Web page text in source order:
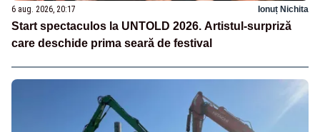
6 aug. 2026, 20:17 Ionuț Nichita
Start spectaculos la UNTOLD 2026. Artistul-surpriză
care deschide prima seară de festival